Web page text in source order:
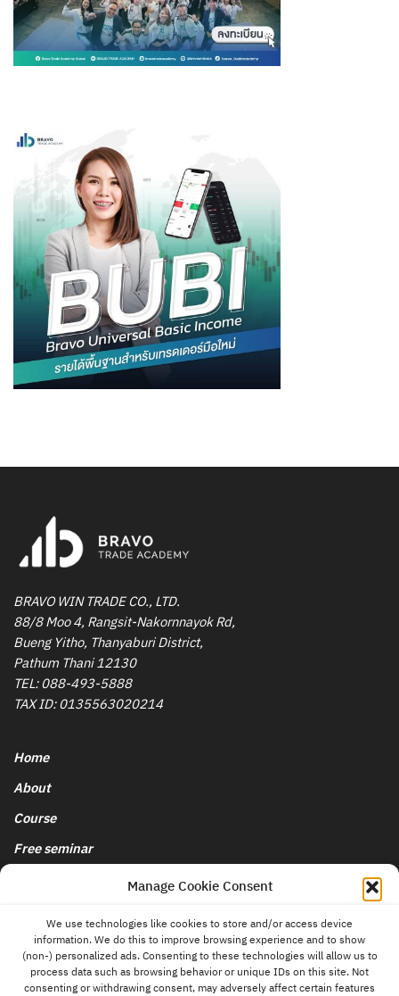
Manage Cookie Consent
We use technologies like cookies to store and/or access device
information. We do this to improve browsing experience and to show
(non-) personalized ads. Consenting to these technologies will allow us to
process data such as browsing behavior or unique IDs on this site. Not
consenting or withdrawing consent, may adversely affect certain features
BRAVO WIN TRADE CO., LTD.
88/8 Moo 4, Rangsit-Nakornnayok Rd,
Bueng Yitho, Thanyaburi District,
Pathum Thani 12130
TEL:088-493-5888
TAX ID: 0135563020214
Home
About
Course
Free seminar
นโยบายการยกเลิกและคืนเงิน
Blog & News
Store
us